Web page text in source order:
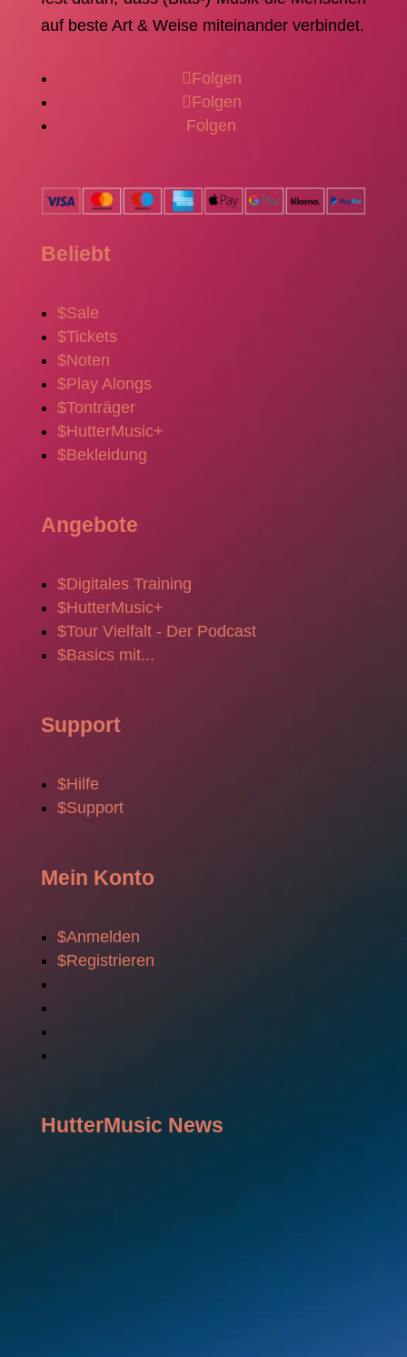
auf beste Art & Weise miteinander verbindet.
Folgen
Folgen
Folgen
Beliebt
$Sale
$Tickets
$Noten
$Play Alongs
$Tonträger
$HutterMusic+
$Bekleidung
Angebote
$Digitales Training
$HutterMusic+
$Tour Vielfalt - Der Podcast
$Basics mit...
Support
$Hilfe
$Support
Mein Konto
$Anmelden
$Registrieren
HutterMusic News